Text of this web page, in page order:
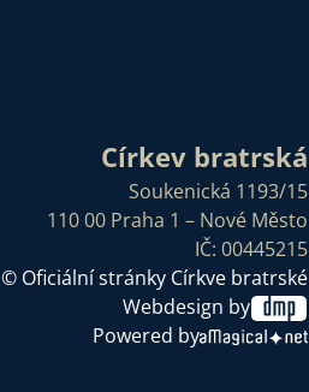
Církev bratrská
Soukenická 1193/15
110 00 Praha 1 – Nové Město
IČ: 00445215
© Oficiální stránky Církve bratrské
Webdesign by
Powered by